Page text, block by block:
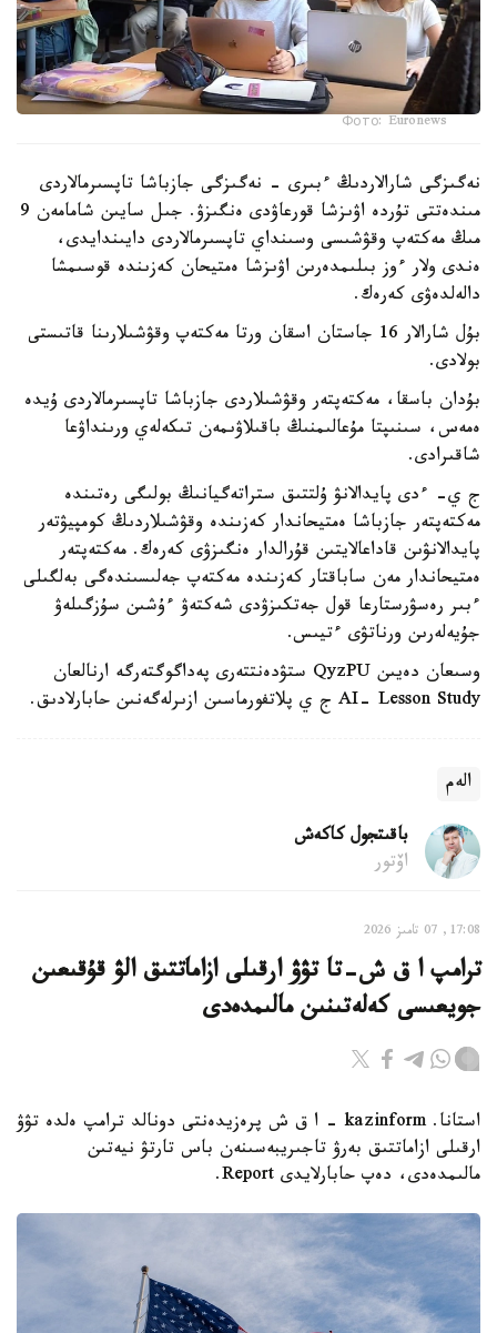
Фото: Euronews
نەگىزگى شارالاردىڭ ءبىرى - نەگىزگى جازباشا تاپسىرمالاردى
مىندەتتى تۇردە اۋىزشا قورعاۋدى ەنگىزۋ. جىل سايىن شامامەن 9
مىڭ مەكتەپ وقۋشىسى وسىنداي تاپسىرمالاردى دايىندايدى،
ەندى ولار ءوز بىلىمدەرىن اۋىزشا ەمتيحان كەزىندە قوسىمشا
دالەلدەۋى كەرەك.
بۇل شارالار 16 جاستان اسقان ورتا مەكتەپ وقۋشىلارىنا قاتىستى
بولادى.
بۇدان باسقا، مەكتەپتەر وقۋشىلاردى جازباشا تاپسىرمالاردى ۇيدە
ەمەس، سىنىپتا مۇعالىمنىڭ باقىلاۋىمەن تىكەلەي ورىنداۋعا
شاقىرادى.
ج ي- ءدى پايدالانۋ ۇلتتىق ستراتەگيانىڭ بولىگى رەتىندە
مەكتەپتەر جازباشا ەمتيحاندار كەزىندە وقۋشىلاردىڭ كومپيۋتەر
پايدالانۋىن قاداعالايتىن قۇرالدار ەنگىزۋى كەرەك. مەكتەپتەر
ەمتيحاندار مەن ساباقتار كەزىندە مەكتەپ جەلىسىندەگى بەلگىلى
ءبىر رەسۋرستارعا قول جەتكىزۋدى شەكتەۋ ءۇشىن سۇزگىلەۋ
جۇيەلەرىن ورناتۋى ءتيىس.
وسىعان دەيىن QyzPU ستۋدەنتتەرى پەداگوگتەرگە ارنالعان
AI- Lesson Study ج ي پلاتفورماسىن ازىرلەگەنىن حابارلادىق.
الەم
باقىتجول كاكەش
اۆتور
17:08, 07 تامىز 2026
ترامپ ا ق ش-تا تۋۋ ارقىلى ازاماتتىق الۋ قۇقىعىن
جويعىسى كەلەتىنىن مالىمدەدى
استانا. kazinform - ا ق ش پرەزيدەنتى دونالد ترامپ ەلدە تۋۋ
ارقىلى ازاماتتىق بەرۋ تاجىريبەسىنەن باس تارتۋ نيەتىن
مالىمدەدى، دەپ حابارلايدى Report.